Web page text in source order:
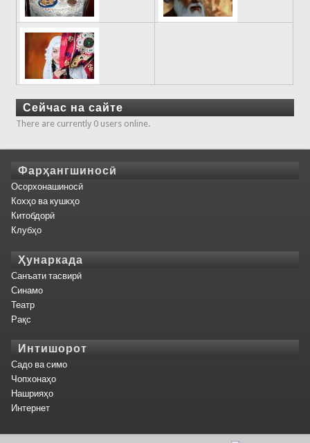
Сейчас на сайте
There are currently 0 users online.
Фарҳангшиносӣ
Осорхонашиносӣ
Кохҳо ва кушкҳо
Китобдорӣ
Клубҳо
Ҳунаркада
Санъати тасвирӣ
Синамо
Театр
Рақс
Интишорот
Садо ва симо
Чопхонаҳо
Нашрияҳо
Интернет